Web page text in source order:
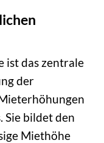
ist das zentrale
der
Sie bildet den
Miethöhe